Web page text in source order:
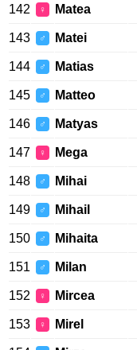
142 ♀ Matea
143 ♂ Matei
144 ♂ Matias
145 ♂ Matteo
146 ♂ Matyas
147 ♀ Mega
148 ♂ Mihai
149 ♂ Mihail
150 ♂ Mihaita
151 ♂ Milan
152 ♀ Mircea
153 ♀ Mirel